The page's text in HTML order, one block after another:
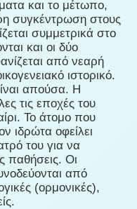
και το μέτωπο,
συγκέντρωση στους
συμμετρικά στο
και οι δύο
από νεαρή
ιστορικό.
απούσα. Η
τις εποχές του
Το άτομο που
ιδρώτα οφείλει
του για να
παθήσεις. Οι
από
(ορμονικές),